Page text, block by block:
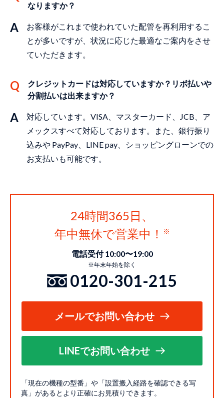
なりますか？
お客様がこれまで使われていた配管を再利⽤するこ
とが多いですが、状況に応じた最適なご案内をさせ
ていただきます。
クレジットカードは対応していますか？リボ払いや
分割払いは出来ますか？
対応しています。VISA、マスターカード、JCB、ア
メックスすべて対応しております。また、銀⾏振り
込みや PayPay、LINE pay、ショッピングローンでの
お⽀払いも可能です。
24時間365日、
年中無休で営業中！
電話受付 10:00〜19:00
※年末年始を除く
0120-301-215
メールでお問い合わせ
LINEでお問い合わせ
「現在の機種の型番」や「設置搬入経路を確認できる写
真」があるとより正確にお見積りできます。